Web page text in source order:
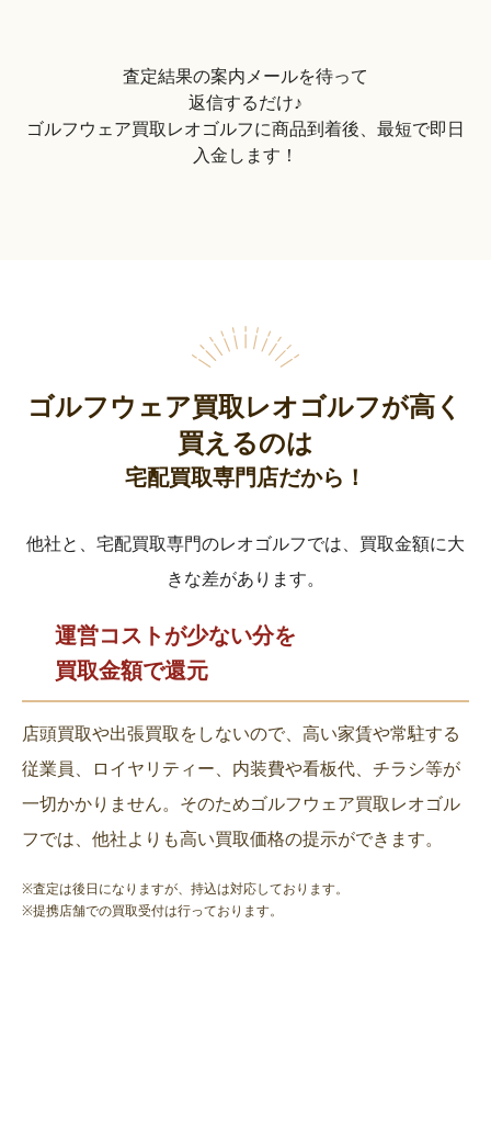
査定結果の案内メールを待って
返信するだけ♪
ゴルフウェア買取レオゴルフに商品到着後、最短で即日
入金します！
ゴルフウェア買取レオゴルフが高く
買えるのは
宅配買取専門店だから！
他社と、宅配買取専門のレオゴルフでは、買取金額に大
きな差があります。
運営コストが少ない分を
買取金額で還元
店頭買取や出張買取をしないので、高い家賃や常駐する
従業員、ロイヤリティー、内装費や看板代、チラシ等が
一切かかりません。そのためゴルフウェア買取レオゴル
フでは、他社よりも高い買取価格の提示ができます。
※査定は後日になりますが、持込は対応しております。
※提携店舗での買取受付は行っております。